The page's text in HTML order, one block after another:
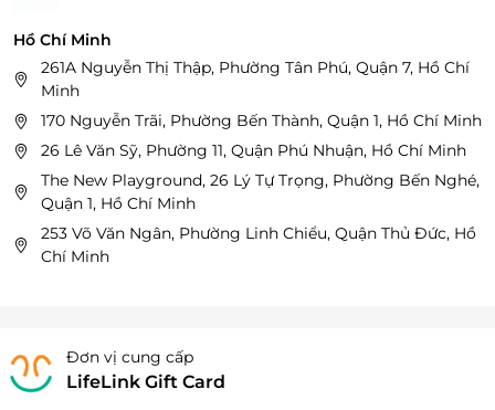
Hồ Chí Minh
261A Nguyễn Thị Thập, Phường Tân Phú, Quận 7, Hồ Chí
Minh
170 Nguyễn Trãi, Phường Bến Thành, Quận 1, Hồ Chí Minh
26 Lê Văn Sỹ, Phường 11, Quận Phú Nhuận, Hồ Chí Minh
The New Playground, 26 Lý Tự Trọng, Phường Bến Nghé,
Quận 1, Hồ Chí Minh
253 Võ Văn Ngân, Phường Linh Chiểu, Quận Thủ Đức, Hồ
Chí Minh
Đơn vị cung cấp
LifeLink Gift Card